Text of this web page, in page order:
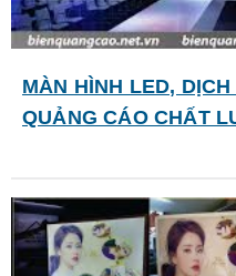
MÀN HÌNH LED,
QUẢNG CÁO CHẤT